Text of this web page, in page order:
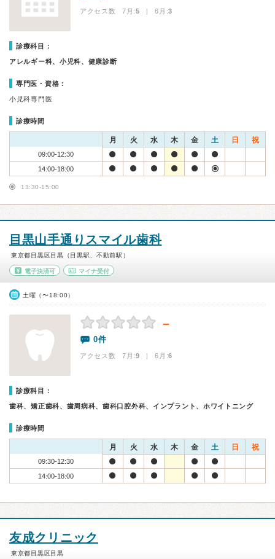
アクセス数 7月:5 | 6月:3
診療科目：
アレルギー科、小児科、健康診断
専門医・資格：
小児科専門医
診療時間
月 火 水 木 金 土 日 祝
09:00-12:30
14:00-18:00
13:30-15:00
目黒山手通りスマイル歯科
東京都目黒区目黒（目黒駅、不動前駅）
電子決済可 マイナ受付
土曜（〜18:00）
－
0件
アクセス数 7月:9 | 6月:6
診療科目：
歯科、矯正歯科、歯周病科、歯科口腔外科、インプラント、ホワイトニング
診療時間
月 火 水 木 金 土 日 祝
09:30-12:30
14:00-18:00
友成クリニック
東京都目黒区目黒